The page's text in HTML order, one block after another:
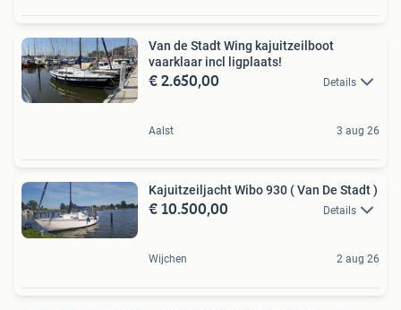
Van de Stadt Wing kajuitzeilboot
vaarklaar incl ligplaats!
€ 2.650,00 Details
Aalst 3 aug 26
Kajuitzeiljacht Wibo 930 ( Van De Stadt )
€ 10.500,00 Details
Wijchen 2 aug 26